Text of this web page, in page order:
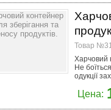
Товар
Харчовий
Не
одукції
Цена: